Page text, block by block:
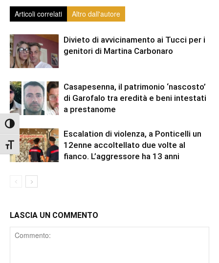
Attiva/disattiva alto contrasto
Attiva/disattiva dimensione testo
Articoli correlati Altro dall'autore
Divieto di avvicinamento ai Tucci per i
genitori di Martina Carbonaro
Casapesenna, il patrimonio ‘nascosto’
di Garofalo tra eredità e beni intestati
a prestanome
Escalation di violenza, a Ponticelli un
12enne accoltellato due volte al
fianco. L’aggressore ha 13 anni
LASCIA UN COMMENTO
Comment